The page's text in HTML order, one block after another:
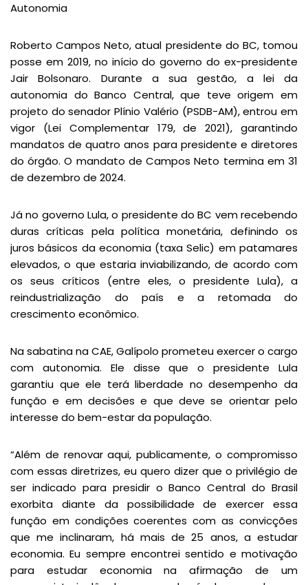
Autonomia
Roberto Campos Neto, atual presidente do BC, tomou
posse em 2019, no início do governo do ex-presidente
Jair Bolsonaro. Durante a sua gestão, a lei da
autonomia do Banco Central, que teve origem em
projeto do senador Plínio Valério (PSDB-AM), entrou em
vigor (Lei Complementar 179, de 2021), garantindo
mandatos de quatro anos para presidente e diretores
do órgão. O mandato de Campos Neto termina em 31
de dezembro de 2024.
Já no governo Lula, o presidente do BC vem recebendo
duras críticas pela política monetária, definindo os
juros básicos da economia (taxa Selic) em patamares
elevados, o que estaria inviabilizando, de acordo com
os seus críticos (entre eles, o presidente Lula), a
reindustrialização do país e a retomada do
crescimento econômico.
Na sabatina na CAE, Galípolo prometeu exercer o cargo
com autonomia. Ele disse que o presidente Lula
garantiu que ele terá liberdade no desempenho da
função e em decisões e que deve se orientar pelo
interesse do bem-estar da população.
“Além de renovar aqui, publicamente, o compromisso
com essas diretrizes, eu quero dizer que o privilégio de
ser indicado para presidir o Banco Central do Brasil
exorbita diante da possibilidade de exercer essa
função em condições coerentes com as convicções
que me inclinaram, há mais de 25 anos, a estudar
economia. Eu sempre encontrei sentido e motivação
para estudar economia na afirmação de um